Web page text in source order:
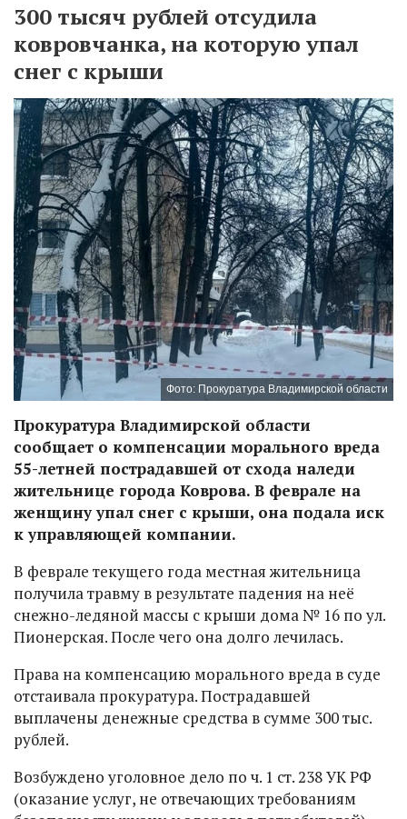
300 тысяч рублей отсудила
ковровчанка, на которую упал
снег с крыши
Фото: Прокуратура Владимирской области
Прокуратура Владимирской области
сообщает о компенсации морального вреда
55-летней пострадавшей от схода наледи
жительнице города Коврова. В феврале на
женщину упал снег с крыши, она подала иск
к управляющей компании.
В феврале текущего года местная жительница
получила травму в результате падения на неё
снежно-ледяной массы с крыши дома № 16 по ул.
Пионерская. После чего она долго лечилась.
Права на компенсацию морального вреда в суде
отстаивала прокуратура. Пострадавшей
выплачены денежные средства в сумме 300 тыс.
рублей.
Возбуждено уголовное дело по ч. 1 ст. 238 УК РФ
(оказание услуг, не отвечающих требованиям